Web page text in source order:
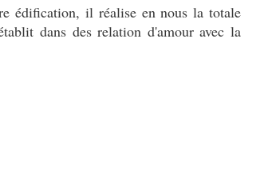
édification, il réalise en nous la totale
dans des relation d'amour avec la